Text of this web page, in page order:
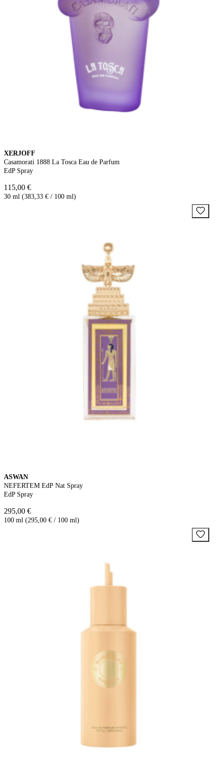
XERJOFF
Casamorati 1888 La Tosca Eau de Parfum
EdP Spray
115,00 €
30 ml (383,33 € / 100 ml)
ASWAN
NEFERTEM EdP Nat Spray
EdP Spray
295,00 €
100 ml (295,00 € / 100 ml)